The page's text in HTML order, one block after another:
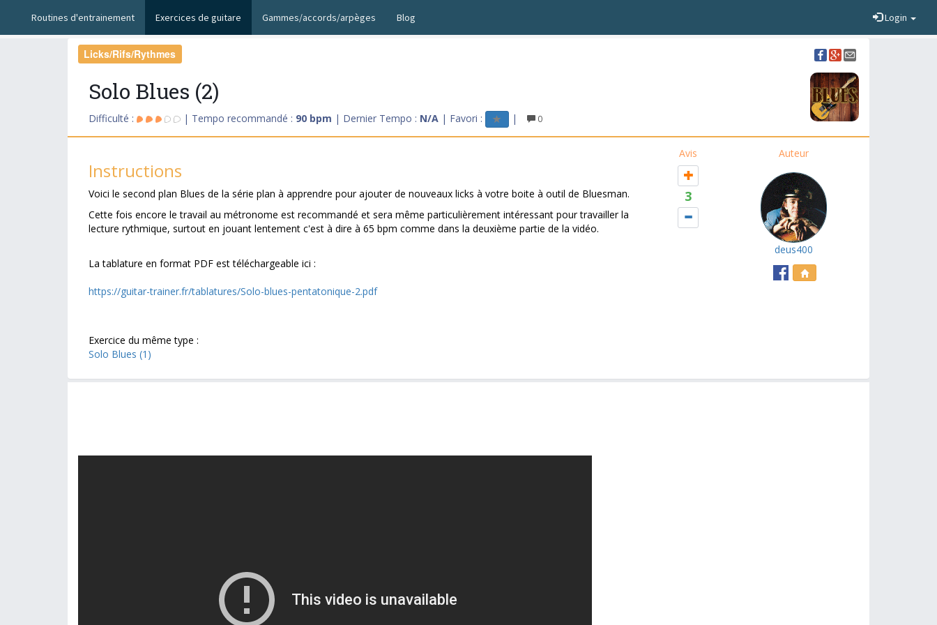
Routines d'entrainement Exercices de guitare Gammes/accords/arpèges Blog Login
Licks/Rifs/Rythmes
Solo Blues (2)
Difficulté : | Tempo recommandé : 90 bpm | Dernier Tempo : N/A | Favori : | 0
Instructions
Voici le second plan Blues de la série plan à apprendre pour ajouter de nouveaux licks à votre boite à outil de Bluesman.
Cette fois encore le travail au métronome est recommandé et sera même particulièrement intéressant pour travailler la
lecture rythmique, surtout en jouant lentement c'est à dire à 65 bpm comme dans la deuxième partie de la vidéo.
La tablature en format PDF est téléchargeable ici :
https://guitar-trainer.fr/tablatures/Solo-blues-pentatonique-2.pdf
Exercice du même type :
Solo Blues (1)
Avis
3
Auteur
deus400